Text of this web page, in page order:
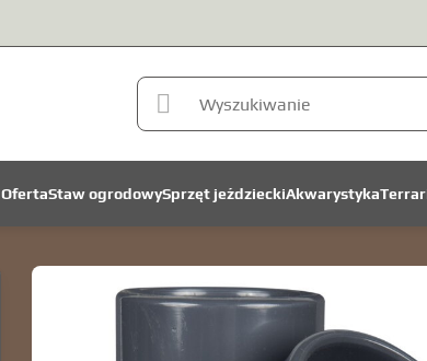
OfertaStaw ogrodowySprzęt jeździeckiAkwarystyka